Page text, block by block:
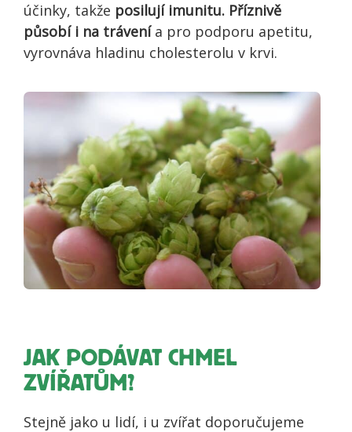
účinky, takže posilují imunitu. Příznivě
působí i na trávenía pro podporu apetitu,
vyrovnáva hladinu cholesterolu v krvi.
JAK PODÁVAT CHMEL
ZVÍŘATŮM?
Stejně jako u lidí, i u zvířat doporučujeme